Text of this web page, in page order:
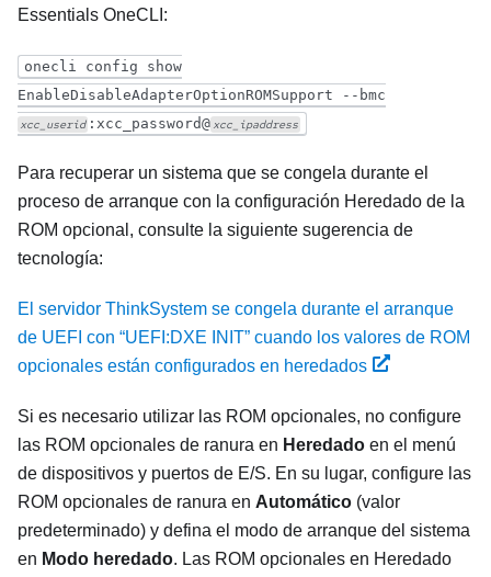
Essentials OneCLI :
onecli config show
EnableDisableAdapterOptionROMSupport --bmc
xcc_userid :xcc_password@ xcc_ipaddress
Para recuperar un sistema que se congela durante el
proceso de arranque con la configuración Heredado de la
ROM opcional, consulte la siguiente sugerencia de
tecnología:
El servidor ThinkSystem se congela durante el arranque
de UEFI con “UEFI:DXE INIT” cuando los valores de ROM
opcionales están configurados en heredados
Si es necesario utilizar las ROM opcionales, no configure
las ROM opcionales de ranura en Heredado en el menú
de dispositivos y puertos de E/S. En su lugar, configure las
ROM opcionales de ranura en Automático (valor
predeterminado) y defina el modo de arranque del sistema
en Modo heredado. Las ROM opcionales en Heredado